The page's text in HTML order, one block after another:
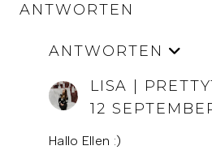
ANTWORTEN
ANTWORTEN
LISA |
12
Hallo Ellen :)